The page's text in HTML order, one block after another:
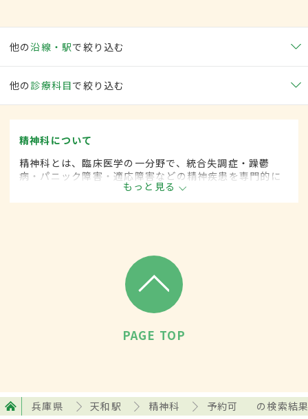
他の沿線・駅で絞り込む
他の 診療科目で絞り込む
精神科について
精神科とは、臨床医学の一分野で、統合失調症・躁鬱
病・パニック障害・適応障害などの精神疾患を専門的に
もっと見る
PAGE TOP
兵庫県 天和駅 精神科 予約可 の検索結